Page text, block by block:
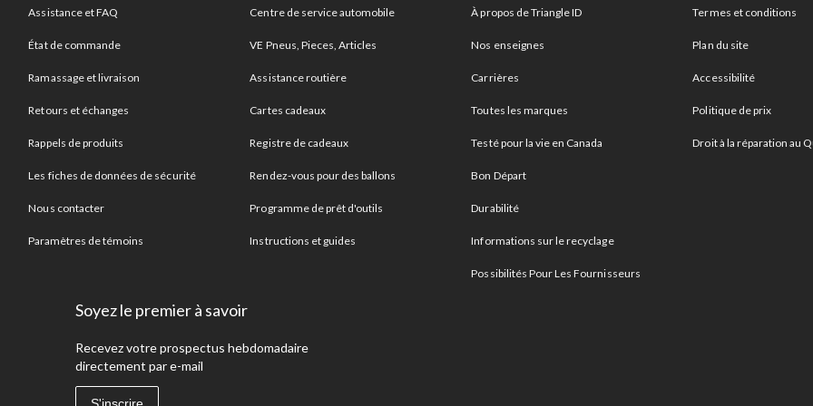
Assistance et FAQ
État de commande
Ramassage et livraison
Retours et échanges
Rappels de produits
Les fiches de données de sécurité
Nous contacter
Paramètres de témoins
Centre de service automobile
VE Pneus, Pieces, Articles
Assistance routière
Cartes cadeaux
Registre de cadeaux
Rendez-vous pour des ballons
Programme de prêt d'outils
Instructions et guides
À propos de Triangle ID
Nos enseignes
Carrières
Toutes les marques
Testé pour la vie en Canada
Bon Départ
Durabilité
Informations sur le recyclage
Possibilités Pour Les Fournisseurs
Termes et conditions
Plan du site
Accessibilité
Politique de prix
Droit à la réparation au
Soyez le premier à savoir
Recevez votre prospectus hebdomadaire
directement par e-mail
S'inscrire